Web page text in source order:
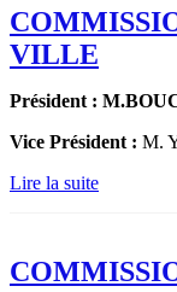
VILLE
Président :
Vice Président : M.
Lire la suite